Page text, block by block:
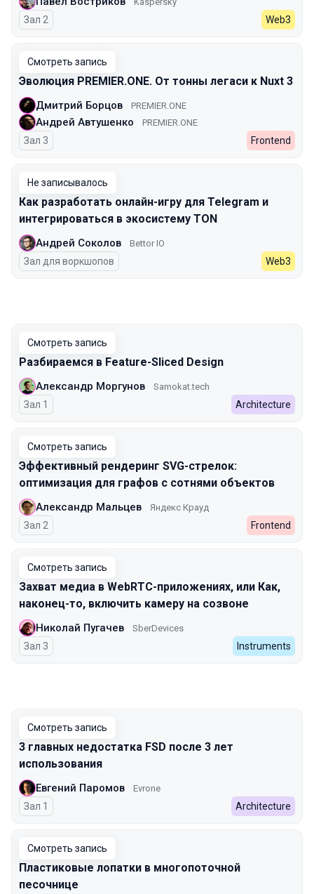
Зал 2 Web3
Смотреть запись
Эволюция PREMIER.ONE. От тонны легаси к Nuxt 3
Дмитрий Борцов PREMIER.ONE
Андрей Автушенко PREMIER.ONE
Зал 3 Frontend
Не записывалось
Как разработать онлайн-игру для Telegram и
интегрироваться в экосистему TON
Андрей Соколов Bettor IO
Зал для воркшопов Web3
Смотреть запись
Разбираемся в Feature-Sliced Design
Александр Моргунов Samokat.tech
Зал 1 Architecture
Смотреть запись
Эффективный рендеринг SVG-стрелок:
оптимизация для графов с сотнями объектов
Александр Мальцев Яндекс Крауд
Зал 2 Frontend
Смотреть запись
Захват медиа в WebRTC-приложениях, или Как,
наконец-то, включить камеру на созвоне
Николай Пугачев SberDevices
Зал 3 Instruments
Смотреть запись
3 главных недостатка FSD после 3 лет
использования
Евгений Паромов Evrone
Зал 1 Architecture
Смотреть запись
Пластиковые лопатки в многопоточной
песочнице